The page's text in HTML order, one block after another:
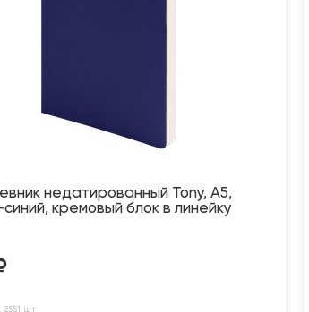
недатированный Tony, А5,
кремовый блок в линейку
2551 шт